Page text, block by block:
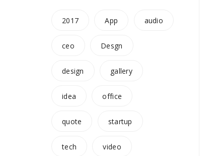
2017 App audio
ceo Desgn
design gallery
idea office
quote startup
tech video